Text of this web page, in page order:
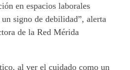
en espacios laborales
signo de debilidad”, alerta
de la Red Mérida
al ver el cuidado como un